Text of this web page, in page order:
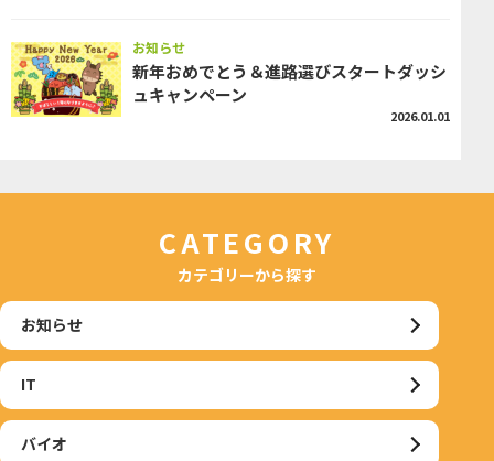
お知らせ
新年おめでとう＆進路選びスタートダッシ
ュキャンペーン
2026.01.01
CATEGORY
カテゴリーから探す
お知らせ
IT
バイオ